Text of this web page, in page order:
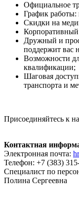
Официальное
График работы:
Скидки на
Дружный и
поддержит вас
Возможности
квалификации;
Шаговая
транспорта и
Присоединяйтесь к
Контактная
Электронная почта:
Телефон: +7 (383)
Специалист по
Полина Сергеевна